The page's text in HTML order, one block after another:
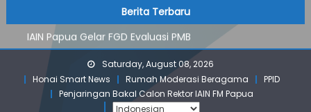
to
content
Berita Terbaru
IAIN Papua Gelar FGD Evaluasi PMB
KKN IAIN Papua: Kelompok Skow Sae Kolaborasi dengan
KKN UGM dan Uncen
Para Mahasiswa PGMI IAIN Papua Tembus Jurnal
Terindeks Google Scholar
Saturday, August 08, 2026
Honai Smart News
Rumah Moderasi Beragama
PPID
Penjaringan Bakal Calon Rektor IAIN FM Papua